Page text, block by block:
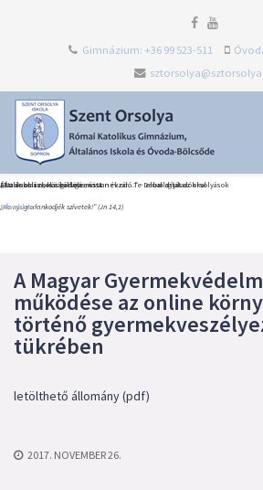
Gimnázium: +36 99 523-511
Heti Ige
„Ne nyugtalankodjék szívetek!” (Jn 14,1)
Észak-olaszországi dolce vita
Bővebben...
Általános iskolai ballagás és tanévzáró Te Deum díjátadókkal
Bővebben...
„Én iskolám, köszönöm most neked…” – elballagtak az orsolyások
Bővebben...
A Magyar
működése az online
történő
tükrében
letölthető állomány (pdf)
2017. NOVEMBER 26.